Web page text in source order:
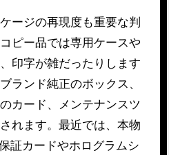
ージの再現度も重要な判
ピー品では専用ケースや
印字が雑だったりします
ランド純正のボックス、
カード、メンテナンスツ
れます。最近では、本物
証カードやホログラムシ